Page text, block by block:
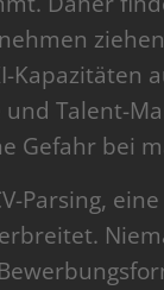
Kapazitäten
und Talent-
Gefahr bei
Parsing,